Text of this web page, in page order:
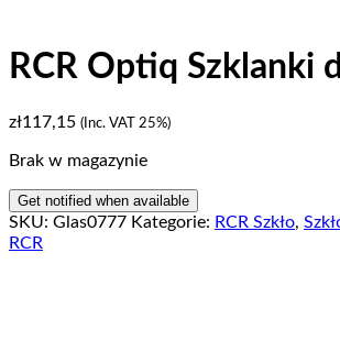
RCR Optiq Szklanki
zł117,15 (Inc. VAT 25%)
Brak w magazynie
SKU: Glas0777 Kategorie: RCR Szkło,
RCR